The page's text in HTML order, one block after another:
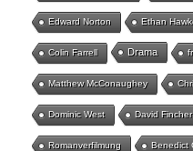
Edward Norton Ethan
Colin Farrell Drama
Matthew McConaughey
Dominic West David Fincher
Romanverfilmung Benedict